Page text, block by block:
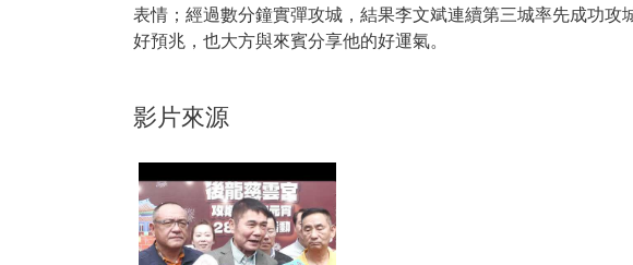
表情；經過數分鐘實彈攻城，結果李文斌連續第三城率先成功攻
好預兆，也大方與來賓分享他的好運氣。
影片來源